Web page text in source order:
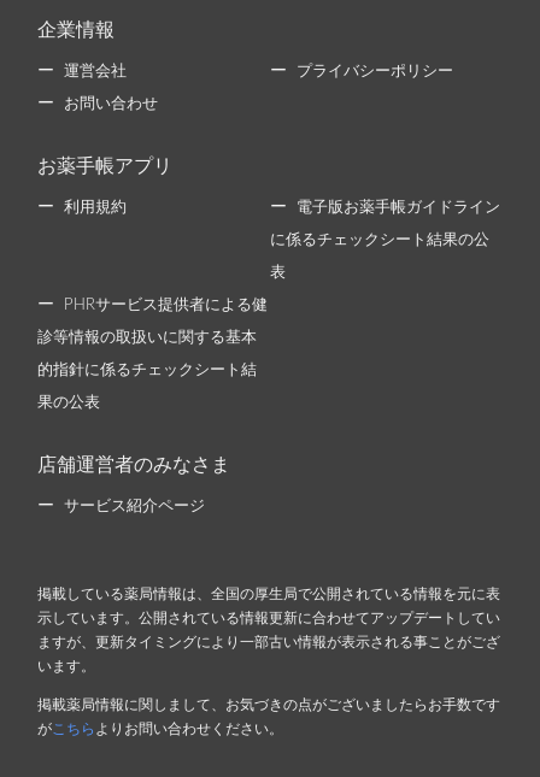
企業情報
運営会社 プライバシーポリシー
お問い合わせ
お薬手帳アプリ
利用規約 電子版お薬手帳ガイドライン
に係るチェックシート結果の公
表
PHRサービス提供者による健
診等情報の取扱いに関する基本
的指針に係るチェックシート結
果の公表
店舗運営者のみなさま
サービス紹介ページ
掲載している薬局情報は、全国の厚生局で公開されている情報を元に表
示しています。公開されている情報更新に合わせてアップデートしてい
ますが、更新タイミングにより一部古い情報が表示される事ことがござ
います。
掲載薬局情報に関しまして、お気づきの点がございましたらお手数です
が こちら よりお問い合わせください。